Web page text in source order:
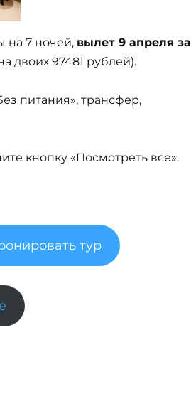
на 7 ночей, вылет 9 апреля за
двоих 97481 рублей).
питания», трансфер,
кнопку «Посмотреть все».
тур